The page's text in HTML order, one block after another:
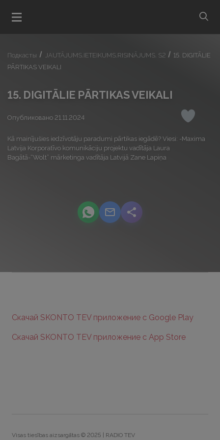
Открыть меню
Подкасты JAUTĀJUMS.IETEIKUMS.RISINĀJUMS. S2
15. DIGITĀLIE
PĀRTIKAS VEIKALI
15. DIGITĀLIE PĀRTIKAS VEIKALI
Опубликовано 21.11.2024
Kā mainījušies iedzīvotāju paradumi pārtikas iegādē? Viesi: -Maxima
Latvija Korporatīvo komunikāciju projektu vadītāja Laura
Bagātā-“Wolt” mārketinga vadītāja Latvijā Zane Lapiņa
podcast.share-title WhatsApp
podcast.share-title Email
podcast.share-title
Скачай SKONTO TEV приложение с Google Play
Скачай SKONTO TEV приложение с App Store
Visas tiesības aizsargātas © 2025 | RADIO TEV